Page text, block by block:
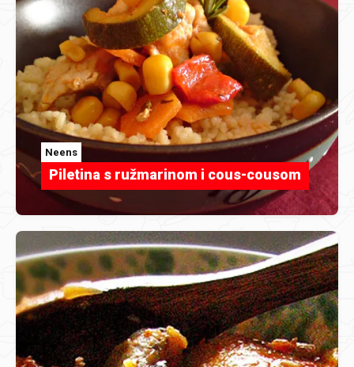
Neens
Piletina s ružmarinom i cous-cousom